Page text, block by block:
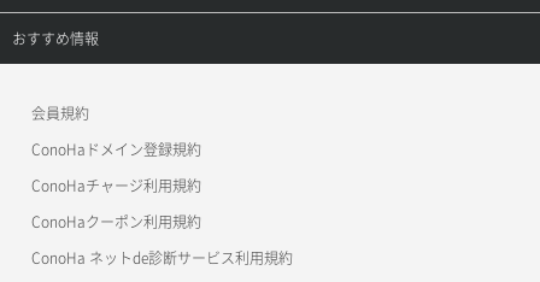
APIドキュメントVPS3.0
APIドキュメントVPS2.0
APIドキュメントVPS3.0
ご利用ガイド
サポートトップ
おすすめ情報
美雲このは徹底ガイド
会員規約
ConoHaドメイン登録規約
ConoHaチャージ利用規約
ConoHaクーポン利用規約
ConoHa ネットde診断サービス利用規約